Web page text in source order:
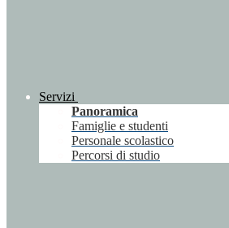
Servizi
Panoramica
Famiglie e studenti
Personale scolastico
Percorsi di studio